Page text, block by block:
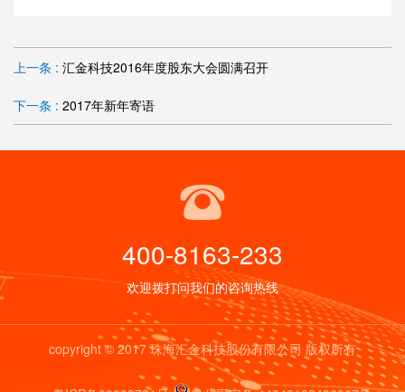
上一条 : 汇金科技2016年度股东大会圆满召开
下一条 : 2017年新年寄语
400-8163-233
欢迎拨打问我们的咨询热线
copyright © 2017 珠海汇金科技股份有限公司 版权所有